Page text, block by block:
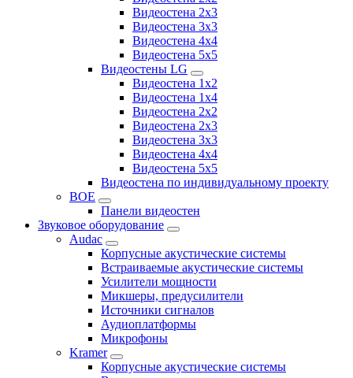
Видеостена 2х3
Видеостена 3x3
Видеостена 4x4
Видеостена 5x5
Видеостены LG
Видеостена 1x2
Видеостена 1x4
Видеостена 2x2
Видеостена 2x3
Видеостена 3x3
Видеостена 4x4
Видеостена 5x5
Видеостена по индивидуальному проекту
BOE
Панели видеостен
Звуковое оборудование
Audac
Корпусные акустические системы
Встраиваемые акустические системы
Усилители мощности
Микшеры, предусилители
Источники сигналов
Аудиоплатформы
Микрофоны
Kramer
Корпусные акустические системы